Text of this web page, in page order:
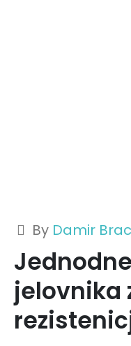
By Damir
jelovnika